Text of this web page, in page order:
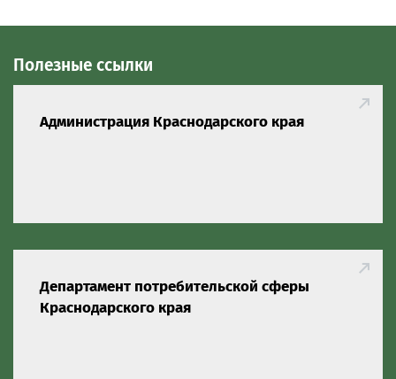
Полезные ссылки
Администрация Краснодарского края
Департамент потребительской сферы
Краснодарского края